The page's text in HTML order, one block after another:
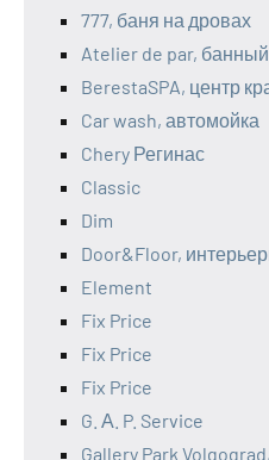
777, баня на дровах
Atelier de par,
BerestaSPA, центр
Car wash, автомойка
Chery Регинас
Classic
Dim
Door&Floor,
Element
Fix Price
Fix Price
Fix Price
G. А. P. Service
Gallery Park